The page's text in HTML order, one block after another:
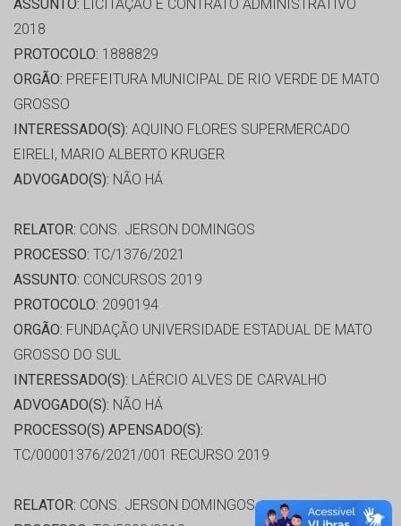
ASSUNTO: LICITAÇÃO E CONTRATO ADMINISTRATIVO
2018
PROTOCOLO: 1888829
ORGÃO: PREFEITURA MUNICIPAL DE RIO VERDE DE MATO
GROSSO
INTERESSADO(S): AQUINO FLORES SUPERMERCADO
EIRELI, MARIO ALBERTO KRUGER
ADVOGADO(S): NÃO HÁ
RELATOR: CONS. JERSON DOMINGOS
PROCESSO: TC/1376/2021
ASSUNTO: CONCURSOS 2019
PROTOCOLO: 2090194
ORGÃO: FUNDAÇÃO UNIVERSIDADE ESTADUAL DE MATO
GROSSO DO SUL
INTERESSADO(S): LAÉRCIO ALVES DE CARVALHO
ADVOGADO(S): NÃO HÁ
PROCESSO(S) APENSADO(S):
TC/00001376/2021/001 RECURSO 2019
RELATOR: CONS. JERSON DOMINGOS